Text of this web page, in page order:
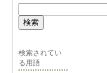
検索
検索されてい
る用語